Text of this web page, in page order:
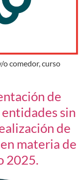
comedor, curso
de
sin
de
materia de
2025.